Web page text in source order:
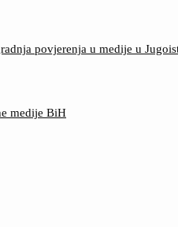
povjerenja u medije u
medije BiH